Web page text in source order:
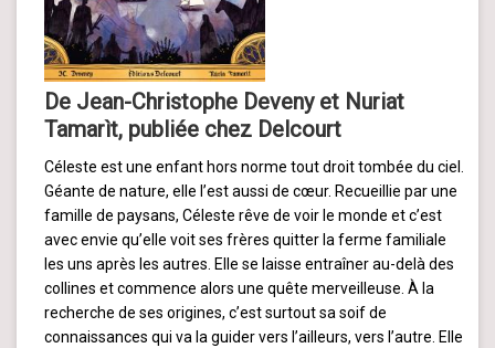
De Jean-Christophe Deveny et Nuriat
Tamarìt, publiée chez Delcourt
Céleste est une enfant hors norme tout droit tombée du ciel.
Géante de nature, elle l’est aussi de cœur. Recueillie par une
famille de paysans, Céleste rêve de voir le monde et c’est
avec envie qu’elle voit ses frères quitter la ferme familiale
les uns après les autres. Elle se laisse entraîner au-delà des
collines et commence alors une quête merveilleuse. À la
recherche de ses origines, c’est surtout sa soif de
connaissances qui va la guider vers l’ailleurs, vers l’autre. Elle